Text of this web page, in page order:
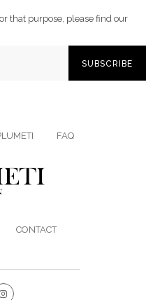
that purpose, please find our
SUBSCRIBE
FAQ
CONTACT
Instagram